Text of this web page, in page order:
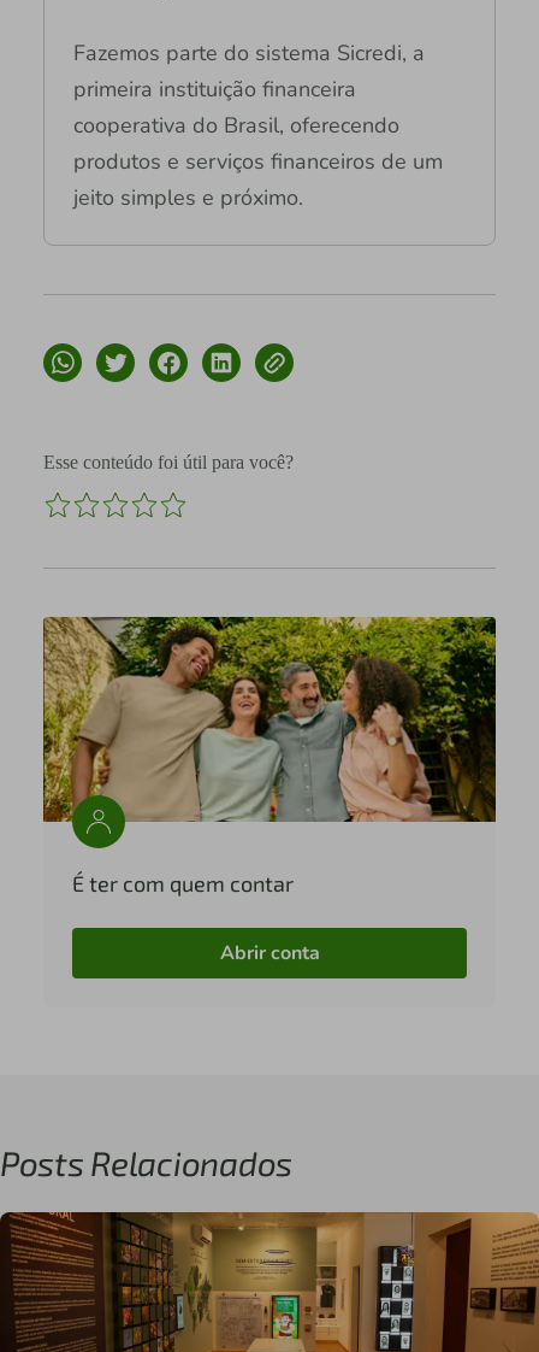
Fazemos parte do sistema Sicredi, a
primeira instituição financeira
cooperativa do Brasil, oferecendo
produtos e serviços financeiros de um
jeito simples e próximo.
Esse conteúdo foi útil para você?
É ter com quem contar
Abrir conta
Posts Relacionados